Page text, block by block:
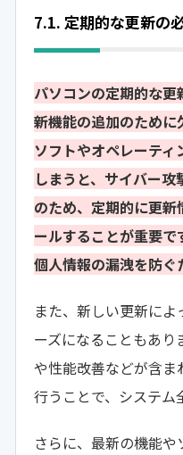
7.1. 定期的な更新の
パソコンの定期的な
新機能の追加のため
ソフトやオペレーテ
しまうと、サイバー
のため、定期的に更
ールすることが重要で
個人情報の漏洩を防ぐ
また、新しい更新に
ーズになることもあり
や性能改善などが含ま
行うことで、システム
さらに、最新の機能